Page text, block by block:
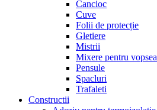
Cancioc
Cuve
Folii de protecție
Gletiere
Mistrii
Mixere pentru vopsea
Pensule
Spacluri
Trafaleti
Constructii